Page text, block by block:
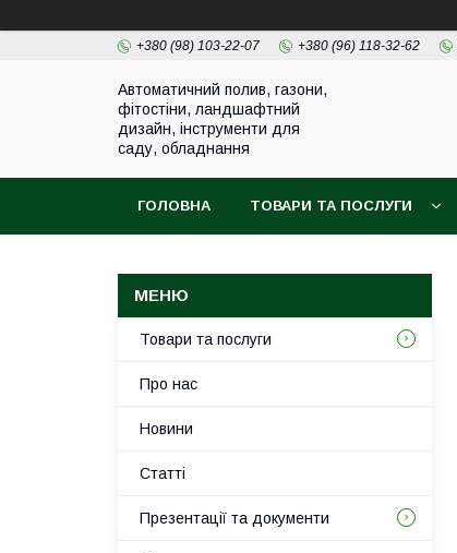
+380 (98) 103-22-07 +380 (96) 118-32-62
Автоматичний полив, газони,
фітостіни, ландшафтний
дизайн, інструменти для
саду, обладнання
ГОЛОВНА ТОВАРИ ТА ПОСЛУГИ
Товари та послуги
Про нас
Новини
Статті
Презентації та документи